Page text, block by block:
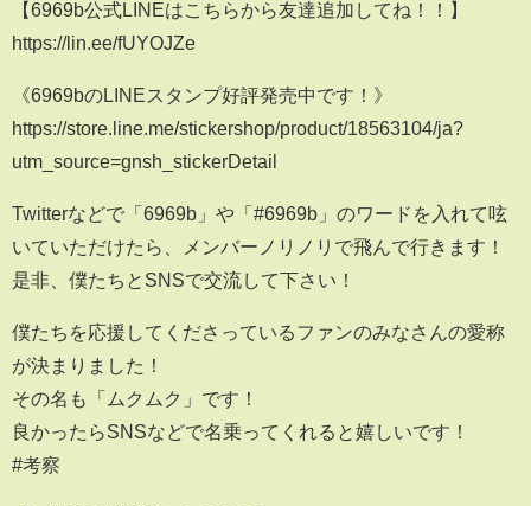
【6969b公式LINEはこちらから友達追加してね！！】
https://lin.ee/fUYOJZe
《6969bのLINEスタンプ好評発売中です！》
https://store.line.me/stickershop/product/18563104/ja?
utm_source=gnsh_stickerDetail
Twitterなどで「6969b」や「#6969b」のワードを入れて呟
いていただけたら、メンバーノリノリで飛んで行きます！
是非、僕たちとSNSで交流して下さい！
僕たちを応援してくださっているファンのみなさんの愛称
が決まりました！
その名も「ムクムク」です！
良かったらSNSなどで名乗ってくれると嬉しいです！
#考察